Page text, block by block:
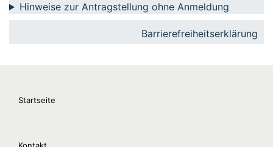
Hinweise zur Antragstellung ohne Anmeldung
Barrierefreiheitserklärung
Startseite
Kontakt